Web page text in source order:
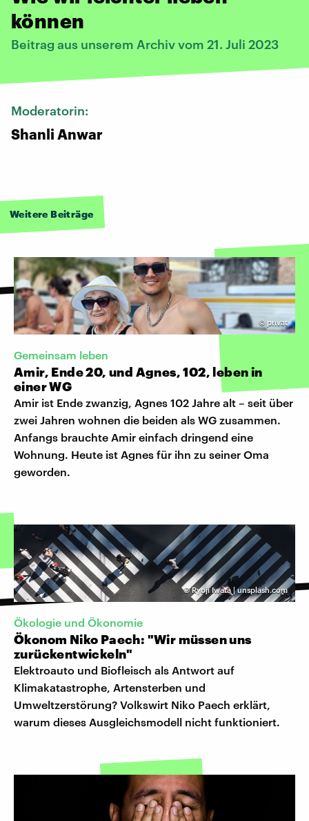
können
Beitrag aus unserem Archiv vom 21. Juli 2023
Moderatorin:
Shanli Anwar
Weitere Beiträge
©privat
Gemeinsam leben
Amir, Ende 20, und Agnes, 102, leben in
einer WG
Amir ist Ende zwanzig, Agnes 102 Jahre alt – seit über
zwei Jahren wohnen die beiden als WG zusammen.
Anfangs brauchte Amir einfach dringend eine
Wohnung. Heute ist Agnes für ihn zu seiner Oma
geworden.
©Ryoji Iwata | unsplash.com
Ökologie und Ökonomie
Ökonom Niko Paech: "Wir müssen uns
zurückentwickeln"
Elektroauto und Biofleisch als Antwort auf
Klimakatastrophe, Artensterben und
Umweltzerstörung? Volkswirt Niko Paech erklärt,
warum dieses Ausgleichsmodell nicht funktioniert.